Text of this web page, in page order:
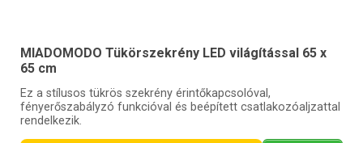
MIADOMODO Tükörszekrény LED világítással 65 x
65 cm
Ez a stílusos tükrös szekrény érintőkapcsolóval,
fényerőszabályzó funkcióval és beépített csatlakozóaljzattal
rendelkezik.